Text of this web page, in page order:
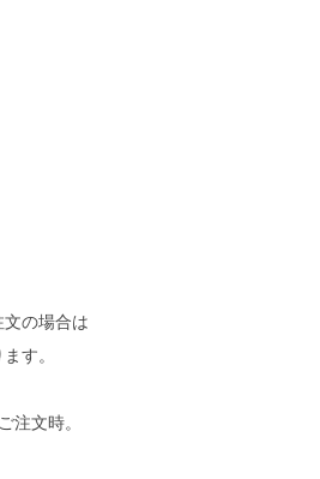
の場合は
す。
注文時。